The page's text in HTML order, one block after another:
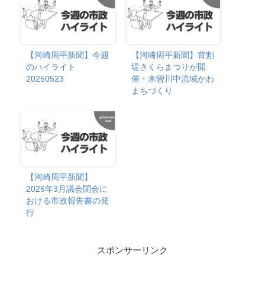
【河崎周平新聞】今週
のハイライト
20250523
【河﨑周平新聞】背割
堤さくらまつりが開
催・木曽川中流域かわ
まちづくり
【河崎周平新聞】
2026年3月議会閉会に
おける市政報告書の発
行
スポンサーリンク